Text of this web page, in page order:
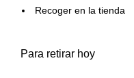
Recoger en la tienda
Para retirar hoy